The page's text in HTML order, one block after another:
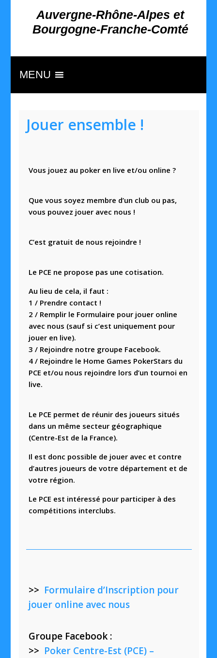
Auvergne-Rhône-Alpes et
Bourgogne-Franche-Comté
MENU
Jouer ensemble !
Vous jouez au poker en live et/ou online ?
Que vous soyez membre d’un club ou pas,
vous pouvez jouer avec nous !
C’est gratuit de nous rejoindre !
Le PCE ne propose pas une cotisation.
Au lieu de cela, il faut :
1 / Prendre contact !
2 / Remplir le Formulaire pour jouer online
avec nous (sauf si c’est uniquement pour
jouer en live).
3 / Rejoindre notre groupe Facebook.
4 / Rejoindre le Home Games PokerStars du
PCE et/ou nous rejoindre lors d’un tournoi en
live.
Le PCE permet de réunir des joueurs situés
dans un même secteur géographique
(Centre-Est de la France).
Il est donc possible de jouer avec et contre
d’autres joueurs de votre département et de
votre région.
Le PCE est intéressé pour participer à des
compétitions interclubs.
>> Formulaire d’Inscription pour
jouer online avec nous
Groupe Facebook :
>> Poker Centre-Est (PCE) –